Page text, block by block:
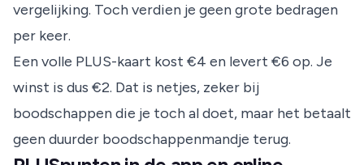
vergelijking. Toch verdien je geen grote bedragen
per keer.
Een volle PLUS-kaart kost €4 en levert €6 op. Je
winst is dus €2. Dat is netjes, zeker bij
boodschappen die je toch al doet, maar het betaalt
geen duurder boodschappenmandje terug.